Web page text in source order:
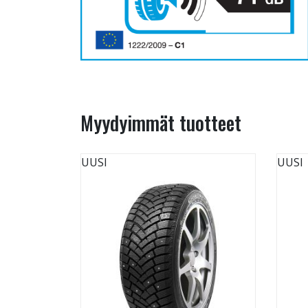
Myydyimmät tuotteet
UUSI UUSI